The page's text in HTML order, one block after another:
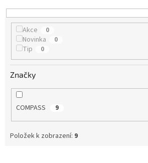
u
Akce 0
Novinka 0
Tip 0
Značky
COMPASS 9
Položek k zobrazení: 9